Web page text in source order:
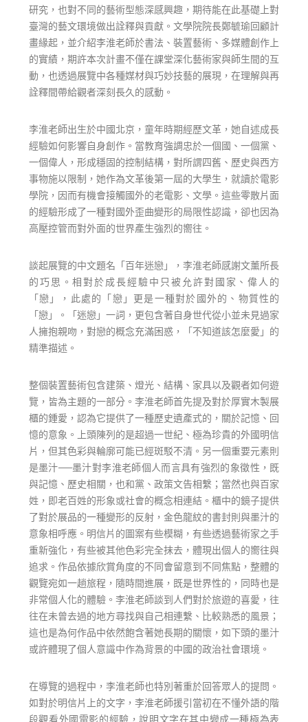
研究，也對不同的藝術型態深感興趣，期待能在此基礎上對
臺灣的藝文環境做出詮釋與貢獻。文學院院長鄭毓瑜回顧計
畫緣起，並介紹李淮老師於書法、裝置藝術、多媒體創作上
的實績，期許本次計畫不僅在課堂深化藝術家與師生間的互
動，也透過展覽中各種媒材與巧妙技藝的展現，在理解與再
詮釋間帶給觀者深刻長久的感動。
李淮老師出生於中國北京，童年時期經歷文革，她自述成長
經驗如何影響自身創作。當教育強調忠於一個國、一個黨、
一個偉人，形成穩固的控制結構，對所謂四舊、歷史與西方
事物施以限制，她作為文革後第一屆的大學生，就讀於電影
學院，因而有機會接觸國外的老電影、文學。這些零散片面
的經驗形成了一種對國外歪曲變形的局限性認識，卻也因為
高壓控管而對外面的世界產生強烈的嚮往。
談起展覽的中文題名「百年迷戀」，李淮老師感謝文薰所長
的巧思。相對於成長經驗中只被允許對國家、偉人的
「戀」，此處的「戀」更是一種對於國外的、物質性的
「戀」。「迷戀」一詞，更包含著自身世代從小並未見過家
人擁抱親吻，對戀的概念充滿困惑，「不知道該怎麼愛」的
精準描述。
整個裝置藝術包含建築、燈光、結構、家具以及觀者如何遊
覽，皆為主題的一部分。李淮老師首先提及對於厚實木製展
櫃的鍾愛，認為它提供了一種歷史遺產式的，關於記憶、回
憶的意象。上頭陳列的是超過一世紀、極為珍貴的外國明信
片，但其色彩與輪廓可能已經斑駁不清。另一個重要元素則
是墨汁──墨汁對李淮老師個人而言具有強烈的象徵性，既
與記憶、歷史相關，也和黨、政策文告相繫；當然也與百家
姓，即老百姓的形象或社會的概念相連結。櫃中的鏡子提供
了對於展品的一種變形的反射，金色龍紋的書封則與墨汁的
意象相呼應。明信片的圖案有些模糊，有些透過藝術家之手
重新強化，有些被其他色彩完全抹去，體現出個人的嚮往與
追求。作品依據欣賞角度的不同會留意到不同焦點，整體的
觀覽宛如一趟旅程，隨時間進展，既是世界性的，同時也是
非常個人化的體驗。李淮老師談到人們對於旅遊的喜愛，往
往在未曾去過的地方尋找與自己相連繫、比較熟悉的風景；
這也是為何作品中依然飽含著她長期的關懷，如下頭的墨汁
或許體現了個人意識中作為背景的中國的政治社會環境。
在導覽的過程中，李淮老師也特別著重於回答眾人的提問。
如對於明信片上的文字，李淮老師援引當初在不懂外語的階
段觀看外國電影的經驗，說明文字在其中變成一種極為表